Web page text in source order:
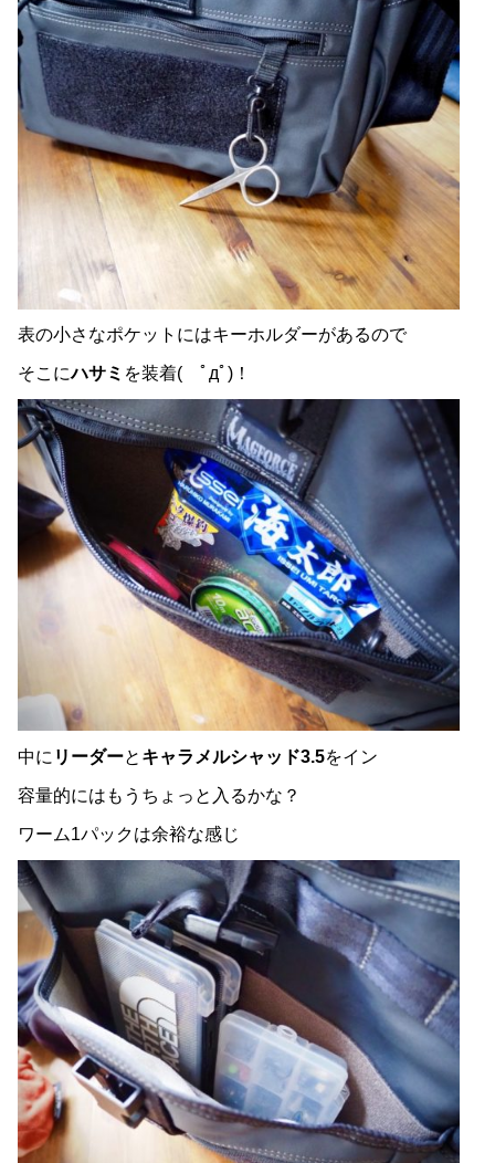
表の小さなポケットにはキーホルダーがあるので
そこにハサミ を装着( ﾟдﾟ)！
中に リーダーと キャラメルシャッド3.5をイン
容量的にはもうちょっと入るかな？
ワーム1パックは余裕な感じ